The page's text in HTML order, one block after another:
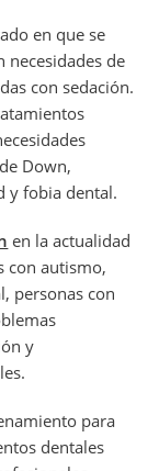
en que se
necesidades de
con sedación.
Down,
y fobia dental.
en la actualidad
con autismo,
personas con
y
para
dentales